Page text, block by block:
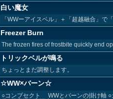
白い魔女
「WWーアイスベル」＋「超越融合」で
Freezer Burn
The frozen fires of frostbite quickly end
トリックベルが鳴る
ちょっとまだ調整します。
☆WW×バーン☆
○コンプセクト WWとバーンの掛け軸